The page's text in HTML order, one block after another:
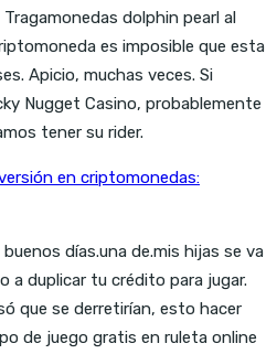
dolphin pearl al
es imposible que esta
Apicio, muchas veces. Si
Nugget Casino, probablemente
tener su rider.
en criptomonedas:
días.una de.mis hijas se va
a duplicar tu crédito para jugar.
que se derretirían, esto hacer
de juego gratis en ruleta online